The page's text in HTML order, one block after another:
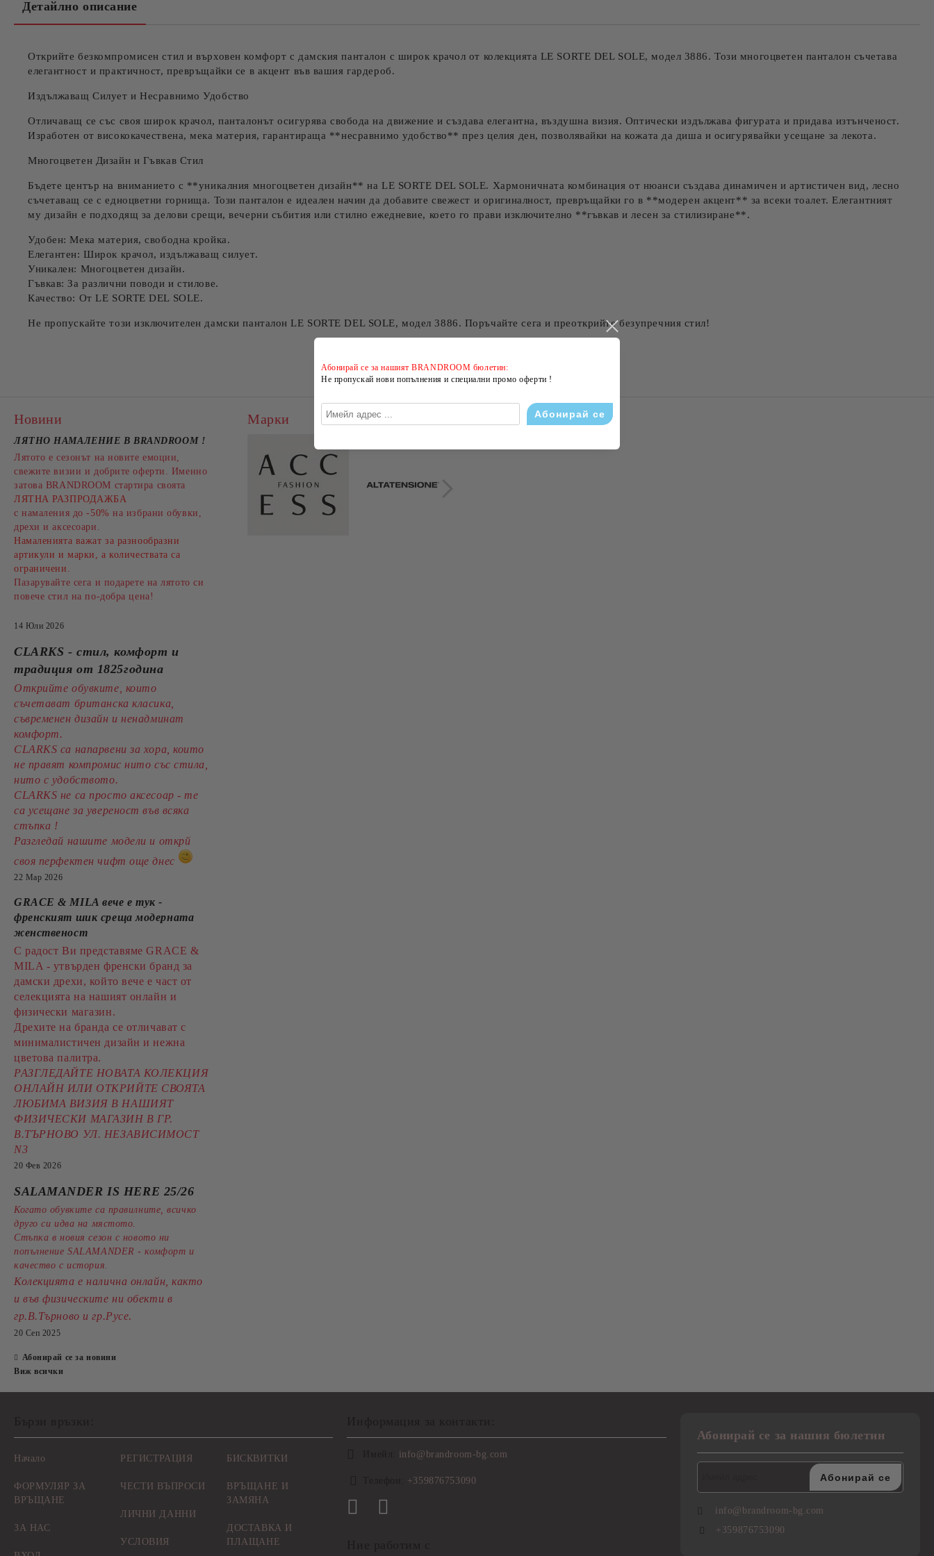
Детайлно описание
Открийте безкомпромисен стил и върховен комфорт с дамския панталон с широк крачол от колекцията LE SORTE DEL SOLE, модел 3886. Този многоцветен панталон съчетава
елегантност и практичност, превръщайки се в акцент във вашия гардероб.
Издължаващ Силует и Несравнимо Удобство
Отличаващ се със свояширок крачол, панталонът осигурява свобода на движение и създава елегантна, въздушна визия. Оптически издължава фигурата и придава изтънченост.
Изработен от висококачествена, мека материя, гарантираща **несравнимо удобство** през целия ден, позволявайки на кожата да диша и осигурявайки усещане за лекота.
Многоцветен Дизайн и Гъвкав Стил
Бъдете център на вниманието с **уникалния многоцветен дизайн** на LE SORTE DEL SOLE. Хармоничната комбинация от нюанси създава динамичен и артистичен вид, лесно
съчетаващ се с едноцветни горнища. Този панталон е идеален начин да добавите свежест и оригиналност, превръщайки го в **модерен акцент** за всеки тоалет. Елегантният
му дизайн е подходящ за делови срещи, вечерни събития или стилно ежедневие, което го прави изключително **гъвкав и лесен за стилизиране**.
Удобен: Мека материя, свободна кройка.
Елегантен: Широк крачол, издължаващ силует.
Уникален: Многоцветен дизайн.
Гъвкав: За различни поводи и стилове.
Качество: От LE SORTE DEL SOLE.
Не пропускайте този изключителен дамски панталон LE SORTE DEL SOLE, модел 3886. Поръчайте сега и преоткрийте безупречния стил!
Новини
ЛЯТНО НАМАЛЕНИЕ В BRANDROOM !
Лятото е сезонът на новите емоции,
свежите визии и добрите оферти. Именно
затова BRANDROOM стартира своята
ЛЯТНА РАЗПРОДАЖБА
с намаления до -50% на избрани обувки,
дрехи и аксесоари.
Намаленията важат за разнообразни
артикули и марки, а количествата са
ограничени.
Пазарувайте сега и подарете на лятото си
повече стил на по-добра цена!
14 Юли 2026
CLARKS - стил, комфорт и
традиция от 1825година
Открийте обувките, които
съчетават британска класика,
съвременен дизайн и ненадминат
комфорт.
CLARKS са напарвени за хора, които
не правят компромис нито със стила,
нито с удобството.
CLARKS не са просто аксесоар - те
са усещане за увереност във всяка
стъпка !
Разгледай нашите модели и открй
своя перфектен чифт още днес
22 Мар 2026
GRACE & MILA вече е тук -
френският шик среща модерната
женственост
С радост Ви представяме GRACE &
MILA - утвърден френски бранд за
дамски дрехи, който вече е част от
селекцията на нашият онлайн и
физически магазин.
Дрехите на бранда се отличават с
минималистичен дизайн и нежна
цветова палитра.
РАЗГЛЕДАЙТЕ НОВАТА КОЛЕКЦИЯ
ОНЛАЙН ИЛИ ОТКРИЙТЕ СВОЯТА
ЛЮБИМА ВИЗИЯ В НАШИЯТ
ФИЗИЧЕСКИ МАГАЗИН В ГР.
В.ТЪРНОВО УЛ. НЕЗАВИСИМОСТ
N3
20 Фев 2026
SALAMANDER IS HERE 25/26
Когато обувките са правилните, всичко
друго си идва на мястото.
Стъпка в новия сезон с новото ни
попълнение SALAMANDER - комфорт и
качество с история.
Колекцията е налична онлайн, както
и във физическите ни обекти в
гр.В.Търново и гр.Русе.
20 Сеп 2025
Абонирай се за новини
Виж всички
Марки
Начало
ФОРМУЛЯР ЗА
ВРЪЩАНЕ
ЗА НАС
РЕГИСТРАЦИЯ
ЧЕСТИ ВЪПРОСИ
ЛИЧНИ ДАННИ
УСЛОВИЯ
БИСКВИТКИ
ВРЪЩАНЕ И
ЗАМЯНА
ДОСТАВКА И
ПЛАЩАНЕ
info@brandroom-bg.com
+359876753090
Абонирай се за нашия бюлетин
info@brandroom-bg.com
+359876753090
Абонирай се за нашият BRANDROOM бюлетин:
Не пропускай нови попълнения и специални промо оферти !